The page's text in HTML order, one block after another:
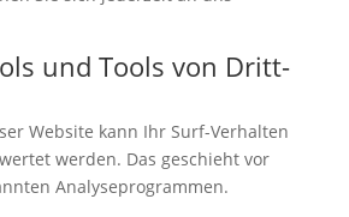
und Tools von Dritt­
Website kann Ihr Surf-Verhalten
werden. Das geschieht vor
Analyseprogrammen.